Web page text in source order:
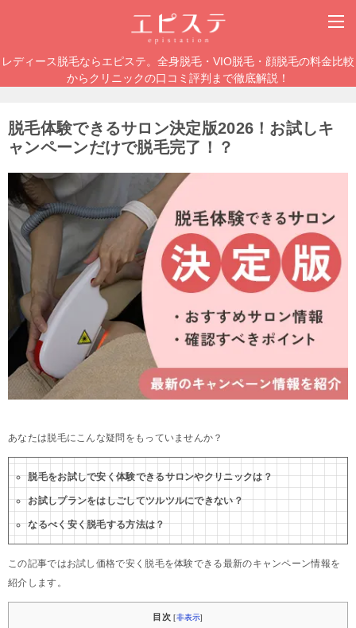
レディース脱毛ならエピステ。全身脱毛・VIO脱毛・顔脱毛の料金比較
からクリニックの口コミ評判まで徹底解説！
脱毛体験できるサロン決定版2026！お試しキ
ャンペーンだけで脱毛完了！？
あなたは脱毛にこんな疑問をもっていませんか？
脱毛をお試しで安く体験できるサロンやクリニックは？
お試しプランをはしごしてツルツルにできない？
なるべく安く脱毛する方法は？
この記事ではお試し価格で安く脱毛を体験できる最新のキャンペーン情報を
紹介します。
目次 [非表示]